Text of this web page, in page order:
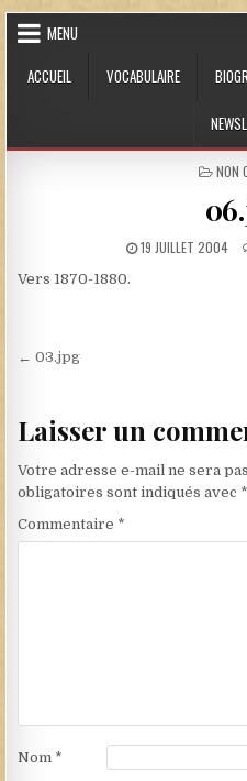
Skip to content
MENU
ACCUEIL
VOCABULAIRE
NON
PUBLISHED DATE:
19 JUILLET 2004
Vers 1870-1880.
Navigation de
← 03.jpg
Laisser un
Votre adresse e-mail ne sera
obligatoires sont indiqués avec *
Commentaire *
Nom *